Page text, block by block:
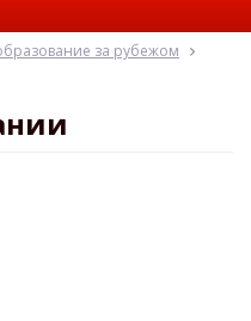
за рубежом